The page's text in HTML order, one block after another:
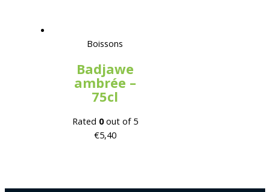
Boissons
Badjawe
ambrée –
75cl
Rated 0out of 5
€5,40